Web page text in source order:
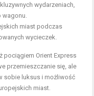
wydarzeniach,
miast podczas
wycieczek.
pociągiem Orient Express
przemieszczanie się, ale
sobie luksus i możliwość
miast.